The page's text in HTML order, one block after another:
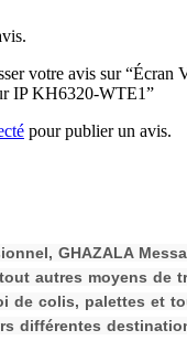
votre avis sur “Écran
IP KH6320-WTE1”
pour publier un avis.
GHAZALA
autres moyens de
de colis, palettes et
différentes